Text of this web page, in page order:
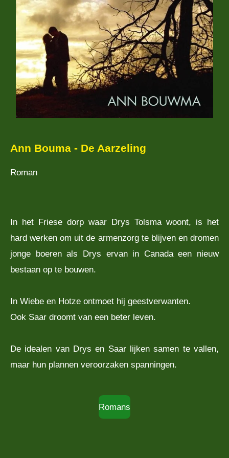
Ann Bouma - De Aarzeling
Roman
In het Friese dorp waar Drys Tolsma woont, is het
hard werken om uit de armenzorg te blijven en dromen
jonge boeren als Drys ervan in Canada een nieuw
bestaan op te bouwen.
In Wiebe en Hotze ontmoet hij geestverwanten.
Ook Saar droomt van een beter leven.
De idealen van Drys en Saar lijken samen te vallen,
maar hun plannen veroorzaken spanningen.
Romans